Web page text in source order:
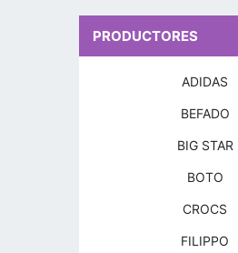
PRODUCTORES
ADIDAS
BEFADO
BIG STAR
BOTO
CROCS
FILIPPO